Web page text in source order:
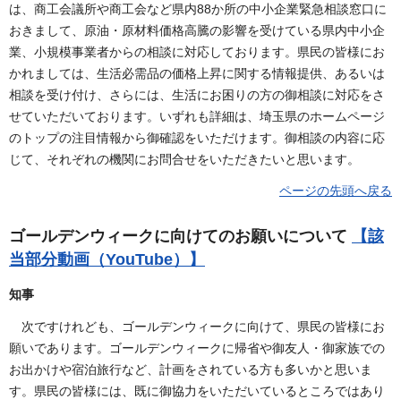
は、商工会議所や商工会など県内88か所の中小企業緊急相談窓口に
おきまして、原油・原材料価格高騰の影響を受けている県内中小企
業、小規模事業者からの相談に対応しております。県民の皆様にお
かれましては、生活必需品の価格上昇に関する情報提供、あるいは
相談を受け付け、さらには、生活にお困りの方の御相談に対応をさ
せていただいております。いずれも詳細は、埼玉県のホームページ
のトップの注目情報から御確認をいただけます。御相談の内容に応
じて、それぞれの機関にお問合せをいただきたいと思います。
ページの先頭へ戻る
ゴールデンウィークに向けてのお願いについて
【該
当部分動画（YouTube）】
知事
次ですけれども、ゴールデンウィークに向けて、県民の皆様にお
願いであります。ゴールデンウィークに帰省や御友人・御家族での
お出かけや宿泊旅行など、計画をされている方も多いかと思いま
す。県民の皆様には、既に御協力をいただいているところではあり